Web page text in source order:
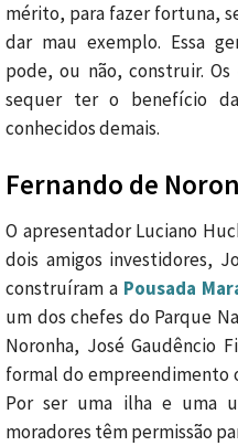
mérito, para fazer fortuna,
dar mau exemplo. Essa
pode, ou não, construir.
sequer ter o benefício
conhecidos demais.
Fernando de
O apresentador Luciano
dois amigos investidores,
construíram a Pousada
um dos chefes do Parque
Noronha, José Gaudêncio
formal do empreendimento
Por ser uma ilha e uma
moradores têm permissão